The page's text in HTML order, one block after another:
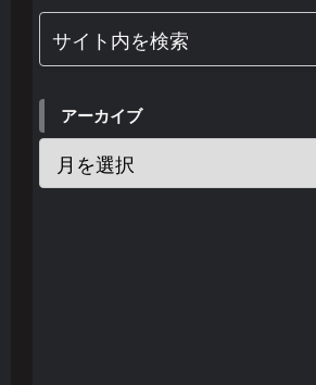
アーカイブ